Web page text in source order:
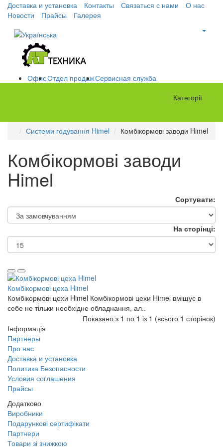
Доставка и установка Контакты Связаться с нами
О нас
Новости
Прайсы Галерея
ОфисОтдел продажСервисная служба
Категорії
Системи годування Himel Комбікормові заводи Himel
Комбікормові заводи
Himel
Сортувати:
На сторінці:
Комбікормові цеха Himel
Комбікормові цехи Himel Комбікормові цехи Himel вміщує в
себе не тільки необхідне обладнання, ал..
Показано з 1 по 1 із 1 (всього 1 сторінок)
Інформація
Партнеры
Про нас
Доставка и установка
Политика Безопасности
Условия соглашения
Прайсы
Додатково
Виробники
Подарункові сертифікати
Партнери
Товари зі знижкою